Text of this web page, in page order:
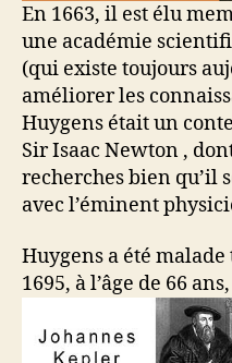
En 1663, il est élu
une académie
(qui existe toujours
améliorer les
Huygens était un
Sir Isaac Newton ,
recherches bien qu’il
avec l’éminent
Huygens a été
1695, à l’âge de 66